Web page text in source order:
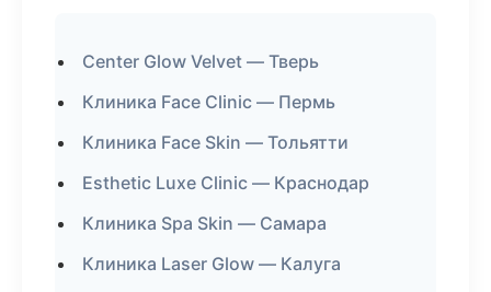
Center Glow Velvet — Тверь
Клиника Face Clinic — Пермь
Клиника Face Skin — Тольятти
Esthetic Luxe Clinic — Краснодар
Клиника Spa Skin — Самара
Клиника Laser Glow — Калуга